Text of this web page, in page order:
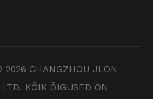
2026 CHANGZHOU JLON
KÕIK ÕIGUSED ON